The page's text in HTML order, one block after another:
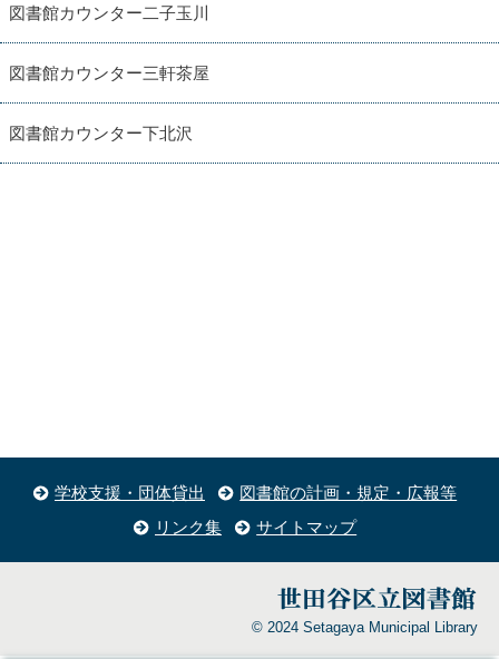
図書館カウンター二子玉川
図書館カウンター三軒茶屋
図書館カウンター下北沢
学校支援・団体貸出
図書館の計画・規定・広報等
リンク集
サイトマップ
© 2024 Setagaya Municipal Library